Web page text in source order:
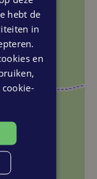
altijd aanwezig.
en je
jong en oud is
vele kroegjes
biertje drinkt op
Lekker even
in het groene
of wandel
hebt de
in
en